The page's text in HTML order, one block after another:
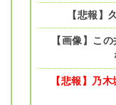
【悲報】
【画像】こ
【悲報】乃